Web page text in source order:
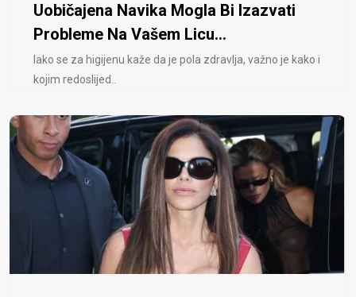
Uobičajena Navika Mogla Bi Izazvati
Probleme Na Vašem Licu...
Iako se za higijenu kaže da je pola zdravlja, važno je kako i
kojim redoslijed..